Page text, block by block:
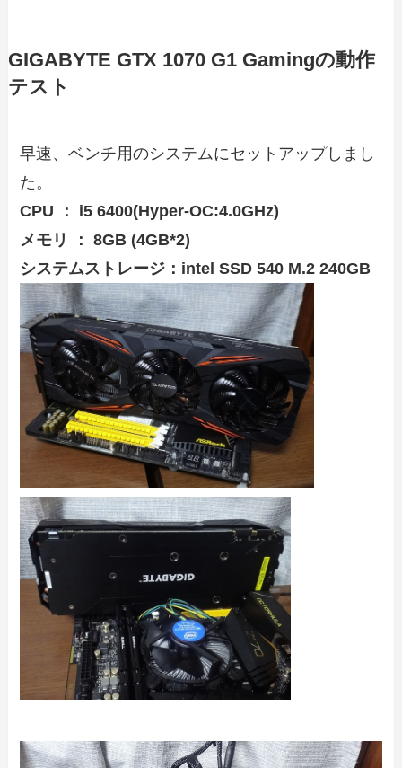
GIGABYTE GTX 1070 G1 Gamingの動作
テスト
早速、ベンチ用のシステムにセットアップしまし
た。
CPU ： i5 6400(Hyper-OC:4.0GHz)
メモリ ： 8GB (4GB*2)
システムストレージ：intel SSD 540 M.2 240GB